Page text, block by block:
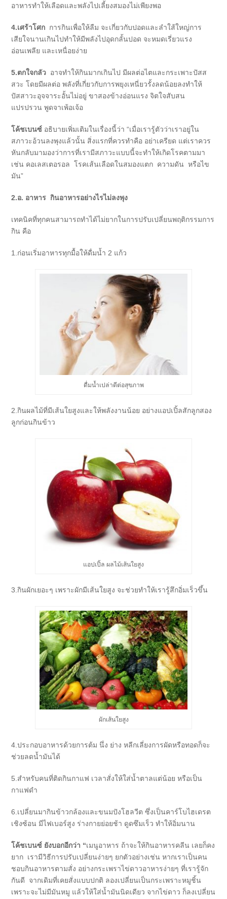
อาหารทำให้เลือดและพลังไปเลี้ยงสมองไม่เพียงพอ
4.เศร้าโศก การกินเพื่อให้ลืม จะเกี่ยวกับปอดและลำใส้ใหญ่การ
เสียใจนานเกินไปทำให้มีพลังไปอุดกลั้นปอด จะหมดเรี่ยวแรง
อ่อนเพลีย และเหนื่อยง่าย
5.ตกใจกลัว อาจทำให้กินมากเกินไป มีผลต่อไตและกระเพาะปัสส
สวะ โดยมีผลต่อ พลังที่เกี่ยวกับการพยุงเหนี่ยวรั้งลดน้อยลงทำให้
ปัสสาวะอุจจาระอั้นไม่อยู่ ขาสองข้างอ่อนแรง จิตใจสับสน
แปรปรวน พูดจาเพ้อเจ้อ
โค้ชเบนซ์ อธิบายเพิ่มเติมในเรื่องนี้ว่า “เมื่อเรารู้ตัวว่าเราอยู่ใน
สภาวะอ้วนลงพุงแล้วนั้น สิ่งแรกที่ควรทำคือ อย่าเครียด แต่เราควร
หันกลับมามองว่าการที่เรามีสภาวะแบบนี้จะทำให้เกิดโรคตามมา
เช่น คอเลสเตอรอล โรคเส้นเลือดในสมองแตก ความดัน หรือไข
มัน”
2.อ. อาหาร กินอาหารอย่างไรไม่ลงพุง
เทคนิคที่ทุกคนสามารถทำได้ไม่ยากในการปรับเปลี่ยนพฤติกรรมการ
กิน คือ
1.ก่อนเริ่มอาหารทุกมื้อให้ดื่มน้ำ 2 แก้ว
ดื่มน้ำเปล่าดีต่อสุขภาพ
2.กินผลไม้ที่มีเส้นใยสูงและให้พลังงานน้อย อย่างแอปเปิ้ลสักลูกสอง
ลูกก่อนกินข้าว
แอปเปิ้ล ผลไม้เส้นใยสูง
3.กินผักเยอะๆ เพราะผักมีเส้นใยสูง จะช่วยทำให้เรารู้สึกอิ่มเร็วขึ้น
ผักเส้นใยสูง
4.ประกอบอาหารด้วยการต้ม นึ่ง ย่าง หลีกเลี่ยงการผัดหรือทอดก็จะ
ช่วยลดน้ำมันได้
5.สำหรับคนที่ติดกินกาแฟ เวลาสั่งให้ใส่น้ำตาลแต่น้อย หรือเป็น
กาแฟดำ
6.เปลี่ยนมากินข้าวกล้องและขนมปังโฮลวีต ซึ่งเป็นคาร์โบไฮเดรต
เชิงซ้อน มีไฟเบอร์สูง ร่างกายย่อยช้า ดูดซึมเร็ว ทำให้อิ่มนาน
โค้ชเบนซ์ ยังบอกอีกว่า “เมนูอาหาร ถ้าจะให้กินอาหารคลีน เลยก็คง
ยาก เรามีวิธีการปรับเปลี่ยนง่ายๆ ยกตัวอย่างเช่น หากเราเป็นคน
ชอบกินอาหารตามสั่ง อย่างกระเพราไข่ดาวอาหารง่ายๆ ที่เรารู้จัก
กันดี จากเดิมที่เคยสั่งแบบปกติ ลองเปลี่ยนเป็นกระเพราะหมูชิ้น
เพราะจะไม่มีมันหมู แล้วให้ใส่น้ำมันนิดเดียว จากไข่ดาว ก็ลงเปลี่ยน